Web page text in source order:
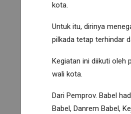
kota.
Untuk itu, dirinya
pilkada tetap terhindar
Kegiatan ini diikuti oleh
wali kota.
Dari Pemprov. Babel
Babel, Danrem Babel,